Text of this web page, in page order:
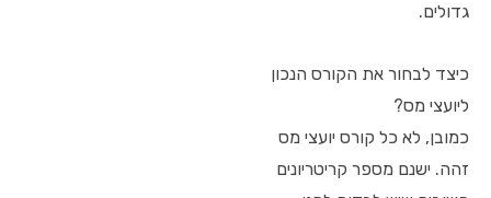
גדולים.
כיצד לבחור את הקורס הנכון
ליועצי מס?
כמובן, לא כל קורס יועצי מס
זהה. ישנם מספר קריטריונים